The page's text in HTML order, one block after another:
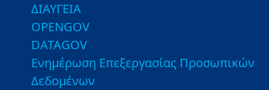
ΔΙΑΥΓΕΙΑ
OPENGOV
DATAGOV
Ενημέρωση Επεξεργασίας Προσωπικών
Δεδομένων